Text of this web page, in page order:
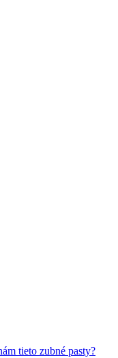
tieto zubné pasty?